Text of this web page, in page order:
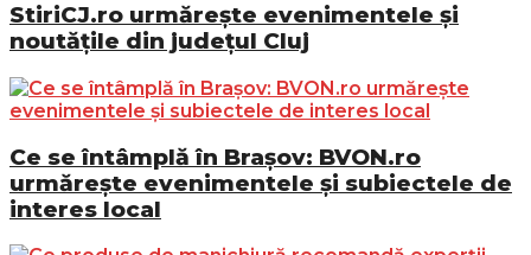
StiriCJ.ro urmărește evenimentele și
noutățile din județul Cluj
Ce se întâmplă în Brașov: BVON.ro
urmărește evenimentele și subiectele de
interes local